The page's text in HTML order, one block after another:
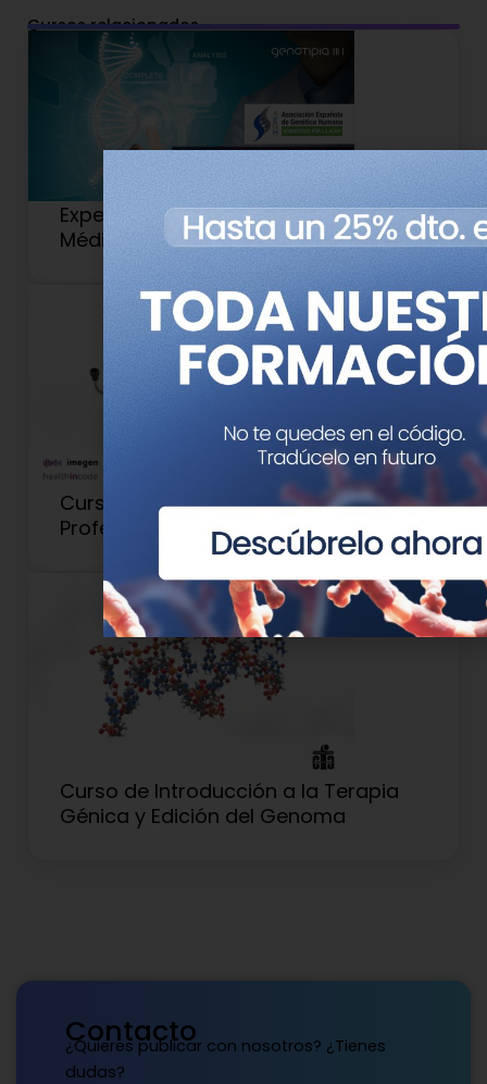
Cursos relacionados
Experto Universitario en Genética
Médica y Genómica (Antiguo 2)
Curso de Genética para
Profesionales Clínicos y Sanitarios
Curso de Introducción a la Terapia
Génica y Edición del Genoma
Contacto
¿Quieres publicar con nosotros? ¿Tienes
dudas?